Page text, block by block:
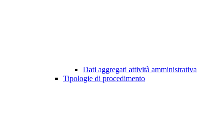
Dati aggregati attività amministrativa
Tipologie di procedimento